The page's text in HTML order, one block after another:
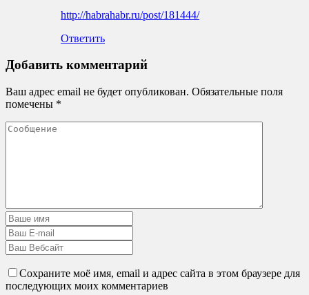
http://habrahabr.ru/post/181444/
Ответить
Добавить комментарий
Ваш адрес email не будет опубликован. Обязательные поля
помечены *
Сохраните моё имя, email и адрес сайта в этом браузере для
последующих моих комментариев